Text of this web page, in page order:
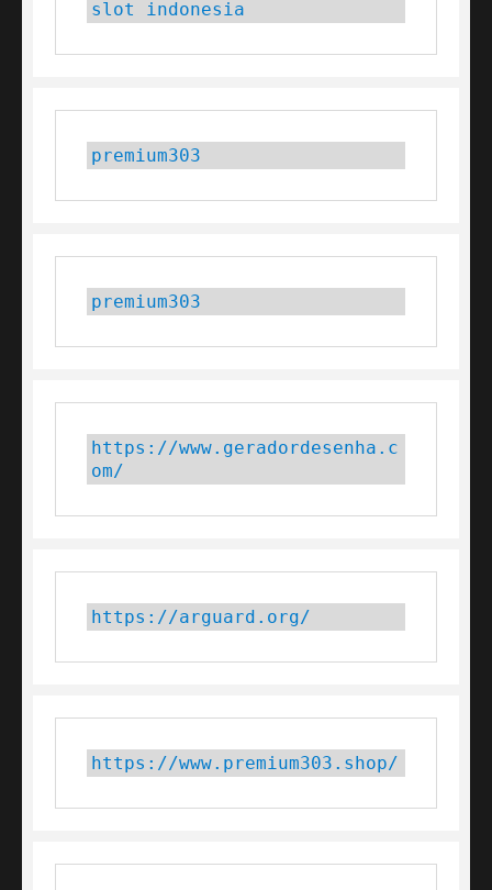
slot indonesia
premium303
premium303
https://www.geradordesenha.c
om/
https://arguard.org/
https://www.premium303.shop/